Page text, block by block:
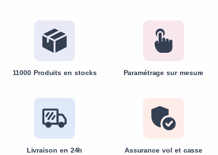
11000 Produits en stocks Paramétrage sur mesure
Livraison en 24h Assurance vol et casse